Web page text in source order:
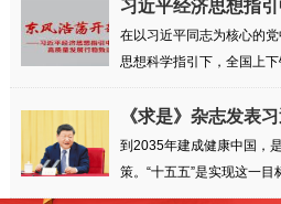
习近平经济思想指
致远
在以习近平同志为核心的
思想科学指引下，全国上
《求是》杂志发表
到2035年建成健康中国，
策。“十五五”是实现这一目